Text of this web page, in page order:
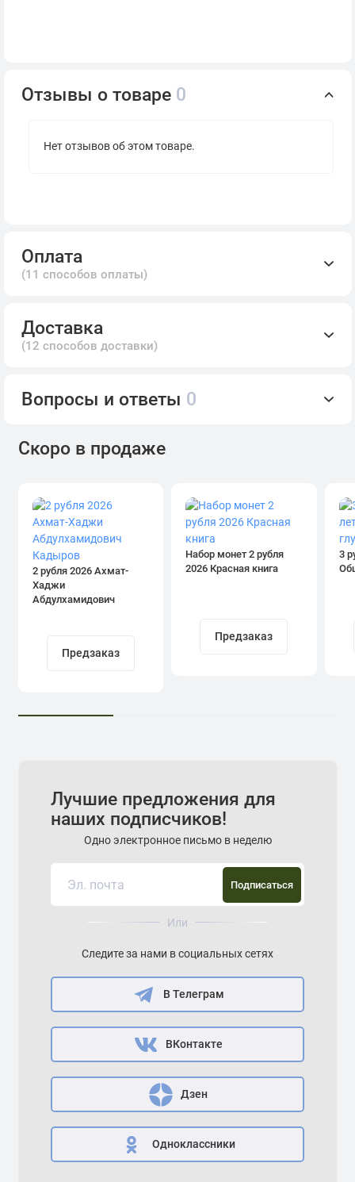
Отзывы о товаре 0
Нет отзывов об этом товаре.
Оплата
(11 способов оплаты)
Доставка
(12 способов доставки)
Вопросы и ответы 0
Скоро в продаже
2 рубля 2026 Ахмат-
Хаджи
Абдулхамидович
Предзаказ
Набор монет 2 рубля
2026 Красная книга
Предзаказ
3
Лучшие предложения для
наших подписчиков!
Одно электронное письмо в неделю
Подписаться
Или
Следите за нами в социальных сетях
В Телеграм
ВКонтакте
Дзен
Одноклассники